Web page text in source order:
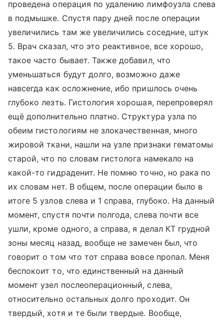
проведена операция по удалению лимфоузла слева
в подмышке. Спустя пару дней после операции
увеличились там же увеличились соседние, штук
5. Врач сказал, что это реактивное, все хорошо,
такое часто бывает. Также добавил, что
уменьшаться будут долго, возможно даже
навсегда как осложнение, ибо пришлось очень
глубоко лезть. Гистология хорошая, перепроверял
ещё дополнительно платно. Структура узла по
обеим гистологиям не злокачественная, много
жировой ткани, нашли на узле признаки гематомы
старой, что по словам гистолога намекало на
какой-то гидраденит. Не помню точно, но рака по
их словам нет. В общем, после операции было в
итоге 5 узлов слева и 1 справа, глубоко. На данный
момент, спустя почти полгода, слева почти все
ушли, кроме одного, а справа, я делал КТ грудной
зоны месяц назад, вообще не замечен был, что
говорит о том что тот справа вовсе пропал. Меня
беспокоит то, что единственный на данный
момент узел послеоперационный, слева,
относительно остальных долго проходит. Он
твердый, хотя и те были твердые. Вообще,